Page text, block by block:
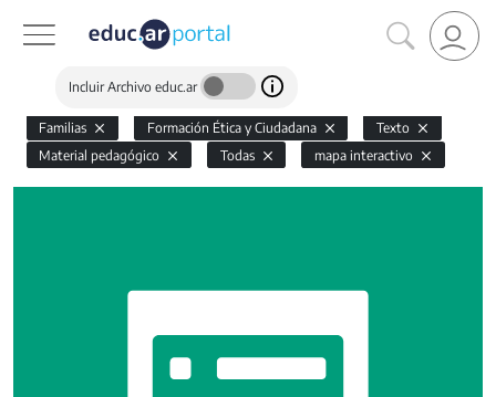
Incluir Archivo educ.ar
Familias Formación Ética y Ciudadana
Texto
Material pedagógico
Todas mapa interactivo